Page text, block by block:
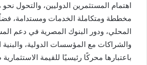
اهتمام المستثمرين الدوليين، والتحول
مخططة ومتكاملة الخدمات ومستدامة،
المحلي، ودور البنوك المصرية في دعم
والشراكات مع المؤسسات الدولية، والبنية
باعتبارها محركًا رئيسيًا للقيمة